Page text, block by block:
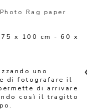
Rag paper
x 100 cm - 60 x
uno
di fotografare il
di arrivare
così il tragitto